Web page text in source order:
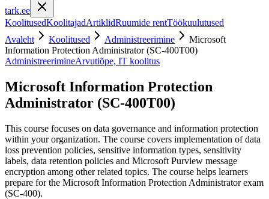
tark.ee
KoolitusedKoolitajadArtiklidRuumide rentTöökuulutused
Avaleht
Koolitused Administreerimine
Microsoft
Information Protection Administrator (SC-400T00)
AdministreerimineArvutiõpe, IT koolitus
Microsoft Information Protection
Administrator (SC-400T00)
This course focuses on data governance and information protection
within your organization. The course covers implementation of data
loss prevention policies, sensitive information types, sensitivity
labels, data retention policies and Microsoft Purview message
encryption among other related topics. The course helps learners
prepare for the Microsoft Information Protection Administrator exam
(SC-400).